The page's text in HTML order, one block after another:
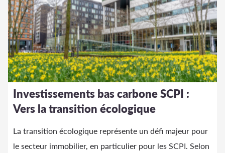
Investissements bas carbone SCPI :
Vers la transition écologique
La transition écologique représente un défi majeur pour
le secteur immobilier, en particulier pour les SCPI. Selon